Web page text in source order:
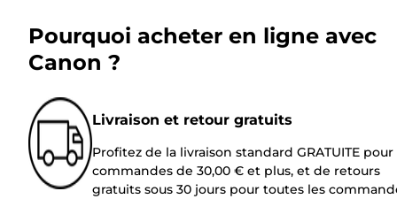
Pourquoi acheter en ligne avec
Canon ?
Livraison et retour gratuits
Profitez de la livraison standard GRATUITE pour
commandes de 30,00 € et plus, et de retours
gratuits sous 30 jours pour toutes les